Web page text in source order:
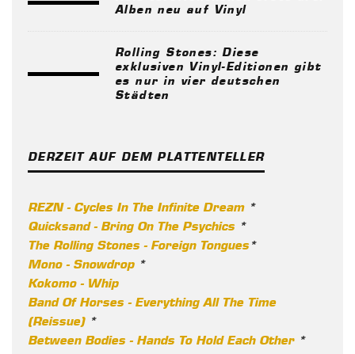
Alben neu auf Vinyl
Rolling Stones: Diese
exklusiven Vinyl-Editionen gibt
es nur in vier deutschen
Städten
DERZEIT AUF DEM PLATTENTELLER
REZN - Cycles In The Infinite Dream*
Quicksand - Bring On The Psychics*
The Rolling Stones - Foreign Tongues*
Mono - Snowdrop*
Kokomo - Whip
Band Of Horses - Everything All The Time
(Reissue)*
Between Bodies - Hands To Hold Each Other*